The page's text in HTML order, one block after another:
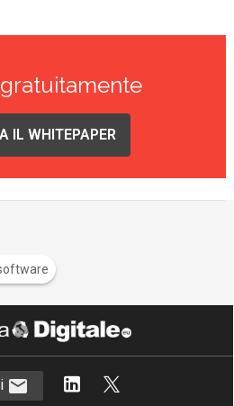
IL WHITEPAPER